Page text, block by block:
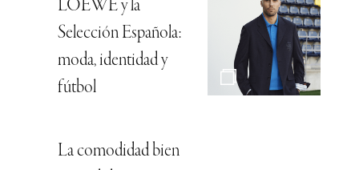
LOEWE y la
Selección Española:
moda, identidad y
fútbol
La comodidad bien